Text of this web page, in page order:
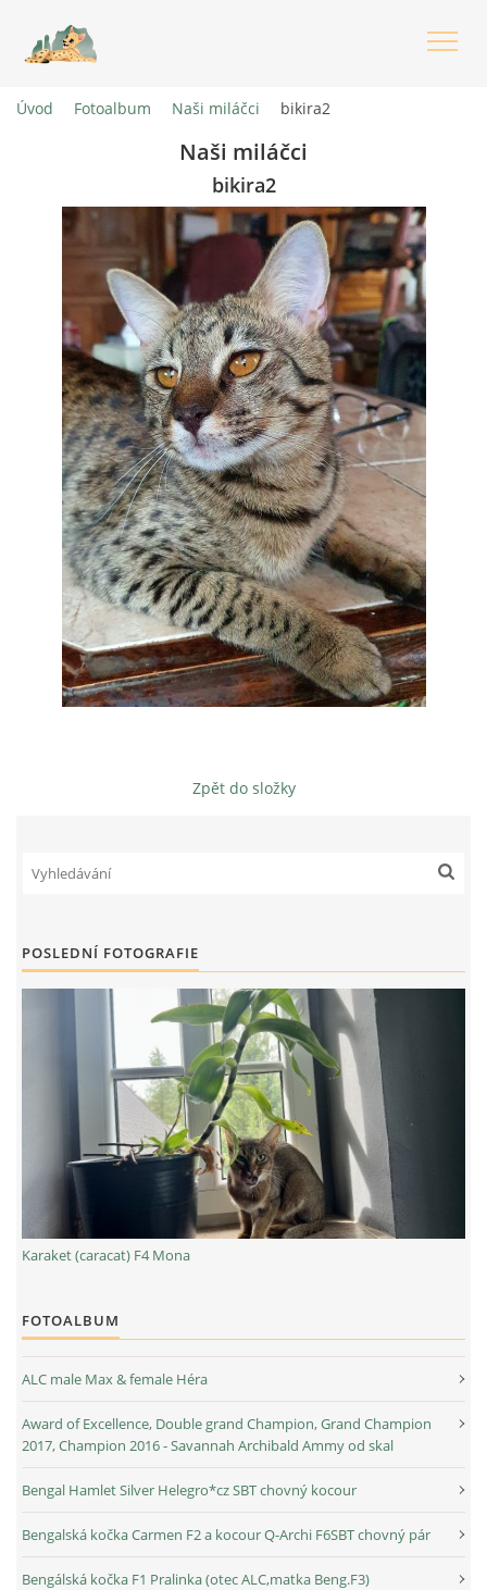
CO JSOU HYBRIDNÍ KOČKY - JEJICH PŮVOD
KOŤÁTKA
CHOVANÁ PLEMENA
INFORMACE
PŘEČTĚTE SI
FOTOALBUM
VIDEA
Čeština English Deutsch
Update cookies preferences
© 2026 eStránky.cz
| RSS
Úvod Fotoalbum Naši miláčci bikira2
Naši miláčci
bikira2
Zpět do složky
POSLEDNÍ FOTOGRAFIE
Karaket (caracat) F4 Mona
FOTOALBUM
ALC male Max & female Héra
Award of Excellence, Double grand Champion, Grand Champion
2017, Champion 2016 - Savannah Archibald Ammy od skal
Bengal Hamlet Silver Helegro*cz SBT chovný kocour
Bengalská kočka Carmen F2 a kocour Q-Archi F6SBT chovný pár
Bengálská kočka F1 Pralinka (otec ALC,matka Beng.F3)